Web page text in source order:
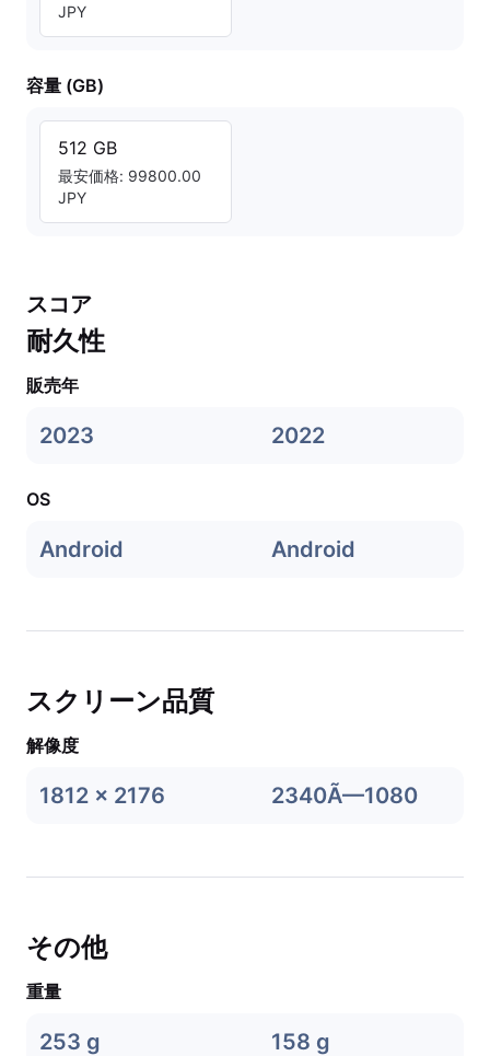
JPY
容量 (GB)
512 GB
最安価格: 99800.00
JPY
スコア
耐久性
販売年
2023 2022
OS
Android Android
スクリーン品質
解像度
1812 x 2176 2340Ã—1080
その他
重量
253 g 158 g